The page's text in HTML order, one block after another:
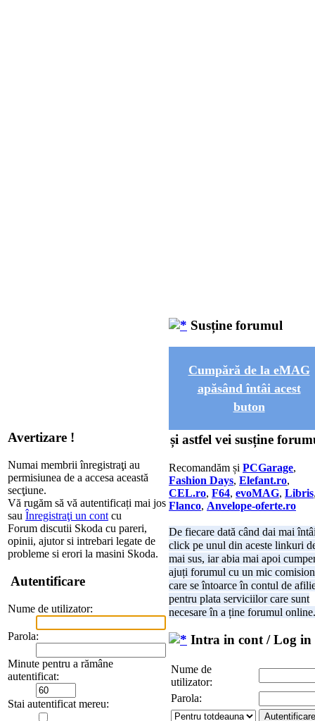
Avertizare !
Numai membrii înregistraţi au
permisiunea de a accesa această
secţiune.
Vă rugăm să vă autentificați mai jos
sau Înregistraţi un cont cu
Forum discutii Skoda cu pareri,
opinii, ajutor si intrebari legate de
probleme si erori la masini Skoda.
Autentificare
Nume de utilizator:
Parola:
Minute pentru a rămâne
autentificat:
Stai autentificat mereu:
Susține forumul
Cumpără de la eMAG
apăsând întâi acest
buton
și astfel vei susține
Recomandăm și PCGarage,
Fashion Days, Elefant.ro,
CEL.ro, F64, evoMAG, Libris
Flanco, Anvelope-oferte.ro
De fiecare dată când dai mai
click pe unul din aceste linkuri
mai sus, iar abia mai apoi
ajuți forumul cu un mic comision
care se întoarce în contul de
pentru plata serviciilor care sunt
necesare în a ține forumul online.
Intra in cont / Log in
Nume de
utilizator:
Parola: